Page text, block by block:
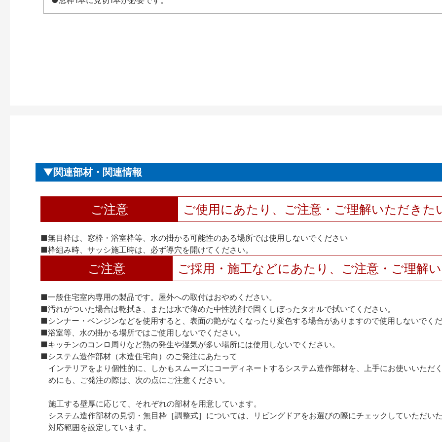
関連部材・関連情報
ご注意 ご使用にあたり、ご注意・ご理解いただきた
■無目枠は、窓枠・浴室枠等、水の掛かる可能性のある場所では使用しないでください
■枠組み時、サッシ施工時は、必ず導穴を開けてください。
ご注意 ご採用・施工などにあたり、ご注意・ご理解
■一般住宅室内専用の製品です。屋外への取付はおやめください。
■汚れがついた場合は乾拭き、または水で薄めた中性洗剤で固くしぼったタオルで拭いてください。
■シンナー・ベンジンなどを使用すると、表面の艶がなくなったり変色する場合がありますので使用しないでく
■浴室等、水の掛かる場所ではご使用しないでください。
■キッチンのコンロ周りなど熱の発生や湿気が多い場所には使用しないでください。
■システム造作部材（木造住宅向）のご発注にあたって
インテリアをより個性的に、しかもスムーズにコーディネートするシステム造作部材を、上手にお使いいただ
めにも、ご発注の際は、次の点にご注意ください。
施工する壁厚に応じて、それぞれの部材を用意しています。
システム造作部材の見切・無目枠［調整式］については、リビングドアをお選びの際にチェックしていただい
対応範囲を設定しています。